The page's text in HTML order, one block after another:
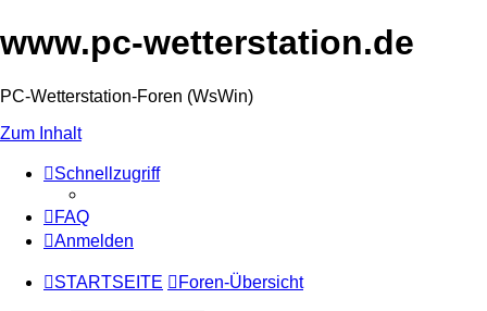
www.pc-wetterstation.de
PC-Wetterstation-Foren (WsWin)
Zum Inhalt
Schnellzugriff
FAQ
Anmelden
STARTSEITE Foren-Übersicht